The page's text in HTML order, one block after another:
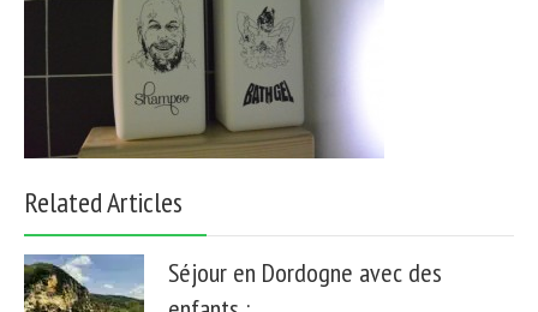
Related Articles
Séjour en Dordogne avec des